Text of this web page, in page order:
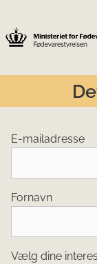
E-mailadresse
Fornavn
Vælg dine